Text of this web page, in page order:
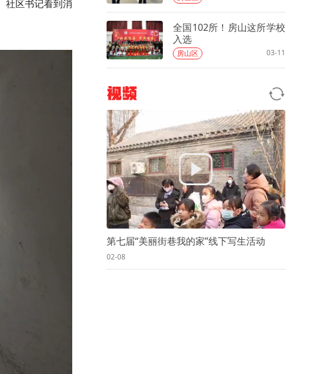
社区书记看到消
全国102所！房山这所学校
入选
房山区 03-11
视频
第七届“美丽街巷我的家”线下写生活动
02-08